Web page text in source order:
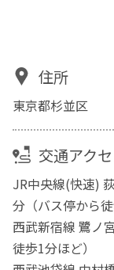
住所
東京都杉並区
交通アク
JR中央線(快速)
分（バス停から徒
西武新宿線 鷺ノ
徒歩1分ほど）